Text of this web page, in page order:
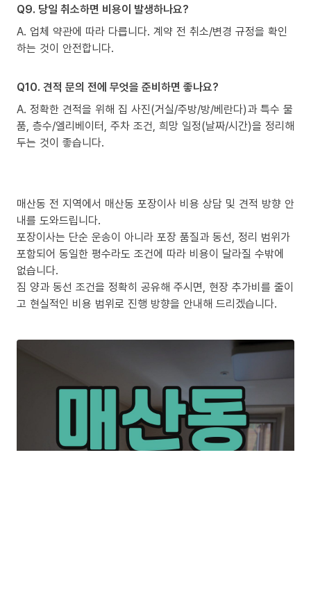
Q9. 당일 취소하면 비용이 발생하나요?
A. 업체 약관에 따라 다릅니다. 계약 전 취소/변경 규정을 확인
하는 것이 안전합니다.
Q10. 견적 문의 전에 무엇을 준비하면 좋나요?
A. 정확한 견적을 위해 집 사진(거실/주방/방/베란다)과 특수 물
품, 층수/엘리베이터, 주차 조건, 희망 일정(날짜/시간)을 정리해
두는 것이 좋습니다.
매산동 전 지역에서 매산동 포장이사 비용 상담 및 견적 방향 안
내를 도와드립니다.
포장이사는 단순 운송이 아니라 포장 품질과 동선, 정리 범위가
포함되어 동일한 평수라도 조건에 따라 비용이 달라질 수밖에
없습니다.
짐 양과 동선 조건을 정확히 공유해 주시면, 현장 추가비를 줄이
고 현실적인 비용 범위로 진행 방향을 안내해 드리겠습니다.